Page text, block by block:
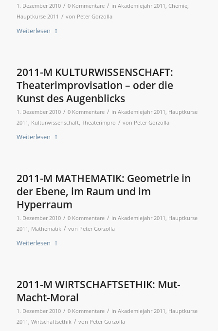
1. Dezember 2010 / 0 Kommentare / in Akademiejahr 2011 , Chemie,
Hauptkurse 2011 / von Peter Gorzolla
Weiterlesen
2011-M KULTURWISSENSCHAFT:
Theaterimprovisation – oder die
Kunst des Augenblicks
1. Dezember 2010 / 0 Kommentare / in Akademiejahr 2011 , Hauptkurse
2011 , Kulturwissenschaft, Theaterimpro / von Peter Gorzolla
Weiterlesen
2011-M MATHEMATIK: Geometrie in
der Ebene, im Raum und im
Hyperraum
1. Dezember 2010 / 0 Kommentare / in Akademiejahr 2011 , Hauptkurse
2011 , Mathematik / von Peter Gorzolla
Weiterlesen
2011-M WIRTSCHAFTSETHIK: Mut-
Macht-Moral
1. Dezember 2010 / 0 Kommentare / in Akademiejahr 2011 , Hauptkurse
2011 , Wirtschaftsethik / von Peter Gorzolla